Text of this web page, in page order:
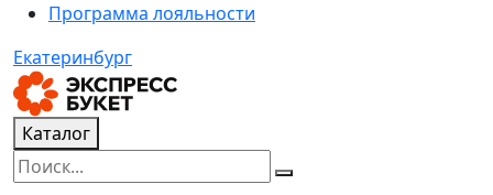
Программа лояльности
Екатеринбург
Каталог